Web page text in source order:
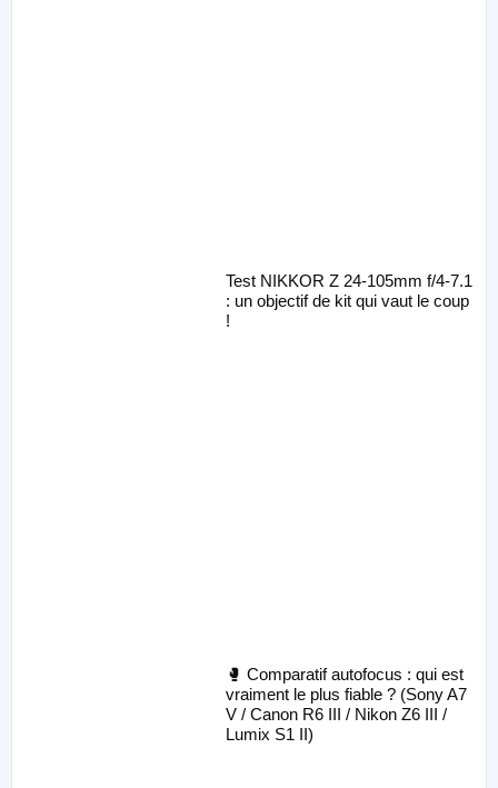
Test NIKKOR Z 24-105mm f/4-7.1
: un objectif de kit qui vaut le coup
!
🥊 Comparatif autofocus : qui est
vraiment le plus fiable ? (Sony A7
V / Canon R6 III / Nikon Z6 III /
Lumix S1 II)